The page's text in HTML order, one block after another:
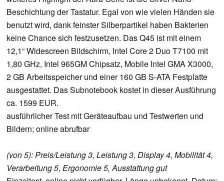
Beschichtung der Tastatur. Egal von wie vielen Händen sie
benutzt wird, dank feinster Silberpartikel haben Bakterien
keine Chance sich festzusetzen. Das Q45 ist mit einem
12,1“ Widescreen Bildschirm, Intel Core 2 Duo T7100 mit
1,80 GHz, Intel 965GM Chipsatz, Mobile Intel GMA X3000,
2 GB Arbeitsspeicher und einer 160 GB S-ATA Festplatte
ausgestattet. Das Subnotebook kostet in dieser Ausführung
ca. 1599 EUR.
ausführlicher Test mit Geräteaufbau und Testwerten und
Bildern; online abrufbar
(von 5): Preis/Leistung 3, Leistung 3, Display 4, Mobilität 4,
Verarbeitung 5, Ergonomie 5, Ausstattung gut